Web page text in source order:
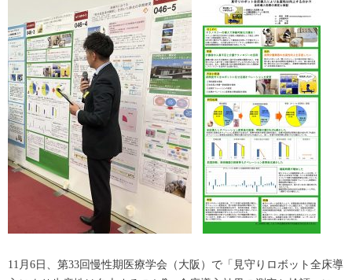
11月6日、第33回慢性期医療学会（大阪）で「見守りロボット全床導